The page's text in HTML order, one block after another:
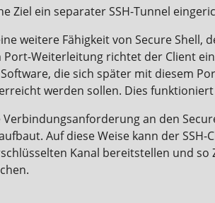
Ziel ein separater SSH-Tunnel
weitere Fähigkeit von Secure
Weiterleitung richtet der Client
die sich später mit diesem
werden sollen. Dies funktioniert
Verbindungsanforderung an den
Auf diese Weise kann der SSH-
Kanal bereitstellen und